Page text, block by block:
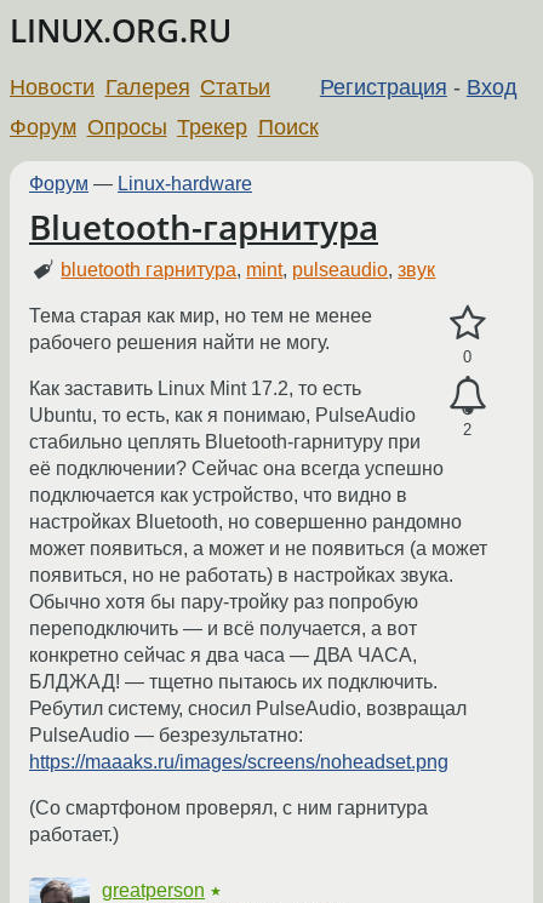
LINUX.ORG.RU
Регистрация - Вход
Новости Галерея Статьи
Форум Опросы Трекер Поиск
Форум — Linux-hardware
Bluetooth-гарнитура
bluetooth гарнитура, mint, pulseaudio,звук
0
2
Тема старая как мир, но тем не менее
рабочего решения найти не могу.
Как заставить Linux Mint 17.2, то есть
Ubuntu, то есть, как я понимаю, PulseAudio
стабильно цеплять Bluetooth-гарнитуру при
её подключении? Сейчас она всегда успешно
подключается как устройство, что видно в
настройках Bluetooth, но совершенно рандомно
может появиться, а может и не появиться (а может
появиться, но не работать) в настройках звука.
Обычно хотя бы пару-тройку раз попробую
переподключить — и всё получается, а вот
конкретно сейчас я два часа — ДВА ЧАСА,
БЛДЖАД! — тщетно пытаюсь их подключить.
Ребутил систему, сносил PulseAudio, возвращал
PulseAudio — безрезультатно:
https://maaaks.ru/images/screens/noheadset.png
(Со смартфоном проверял, с ним гарнитура
работает.)
greatperson ★